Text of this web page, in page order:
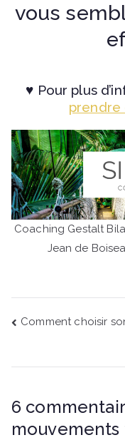
vous
♥ Pour plus
prendre
Coaching Gestalt
Jean de
Navigation
Comment choisir
6